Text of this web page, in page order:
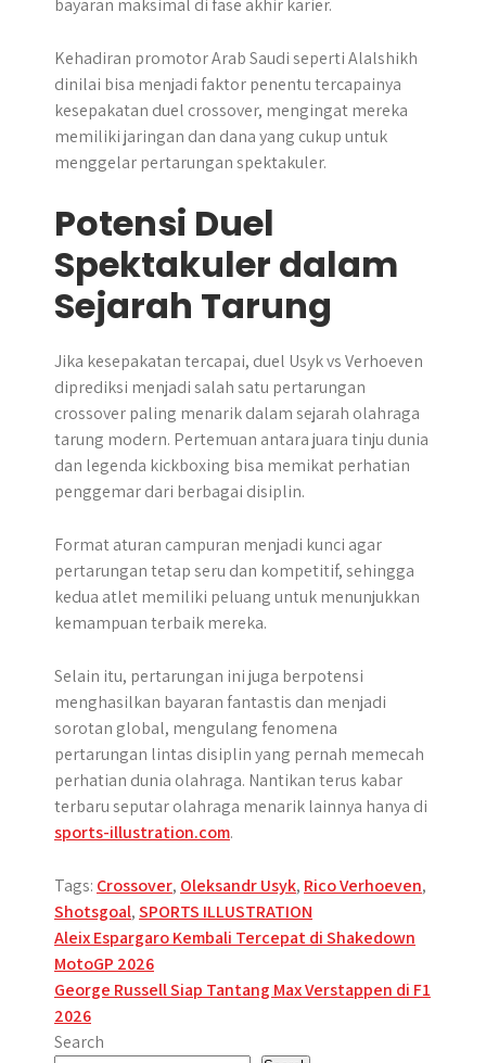
bayaran maksimal di fase akhir karier.
Kehadiran promotor Arab Saudi seperti Alalshikh
dinilai bisa menjadi faktor penentu tercapainya
kesepakatan duel crossover, mengingat mereka
memiliki jaringan dan dana yang cukup untuk
menggelar pertarungan spektakuler.
Potensi Duel
Spektakuler dalam
Sejarah Tarung
Jika kesepakatan tercapai, duel Usyk vs Verhoeven
diprediksi menjadi salah satu pertarungan
crossover paling menarik dalam sejarah olahraga
tarung modern. Pertemuan antara juara tinju dunia
dan legenda kickboxing bisa memikat perhatian
penggemar dari berbagai disiplin.
Format aturan campuran menjadi kunci agar
pertarungan tetap seru dan kompetitif, sehingga
kedua atlet memiliki peluang untuk menunjukkan
kemampuan terbaik mereka.
Selain itu, pertarungan ini juga berpotensi
menghasilkan bayaran fantastis dan menjadi
sorotan global, mengulang fenomena
pertarungan lintas disiplin yang pernah memecah
perhatian dunia olahraga. Nantikan terus kabar
terbaru seputar olahraga menarik lainnya hanya di
sports-illustration.com.
Tags: Crossover, Oleksandr Usyk, Rico Verhoeven,
Shotsgoal,SPORTS ILLUSTRATION
Post
navigation
Aleix Espargaro Kembali Tercepat di Shakedown
MotoGP 2026
George Russell Siap Tantang Max Verstappen di F1
2026
Search